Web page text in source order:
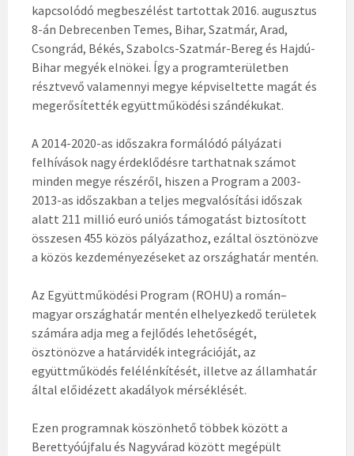
kapcsolódó megbeszélést tartottak 2016. augusztus
8-án Debrecenben Temes, Bihar, Szatmár, Arad,
Csongrád, Békés, Szabolcs-Szatmár-Bereg és Hajdú-
Bihar megyék elnökei. Így a programterületben
résztvevő valamennyi megye képviseltette magát és
megerősítették együttműködési szándékukat.
A 2014-2020-as időszakra formálódó pályázati
felhívások nagy érdeklődésre tarthatnak számot
minden megye részéről, hiszen a Program a 2003-
2013-as időszakban a teljes megvalósítási időszak
alatt 211 millió euró uniós támogatást biztosított
összesen 455 közös pályázathoz, ezáltal ösztönözve
a közös kezdeményezéseket az országhatár mentén.
Az Együttműködési Program (ROHU) a román–
magyar országhatár mentén elhelyezkedő területek
számára adja meg a fejlődés lehetőségét,
ösztönözve a határvidék integrációját, az
együttműködés felélénkítését, illetve az államhatár
által előidézett akadályok mérséklését.
Ezen programnak köszönhető többek között a
Berettyóújfalu és Nagyvárad között megépült